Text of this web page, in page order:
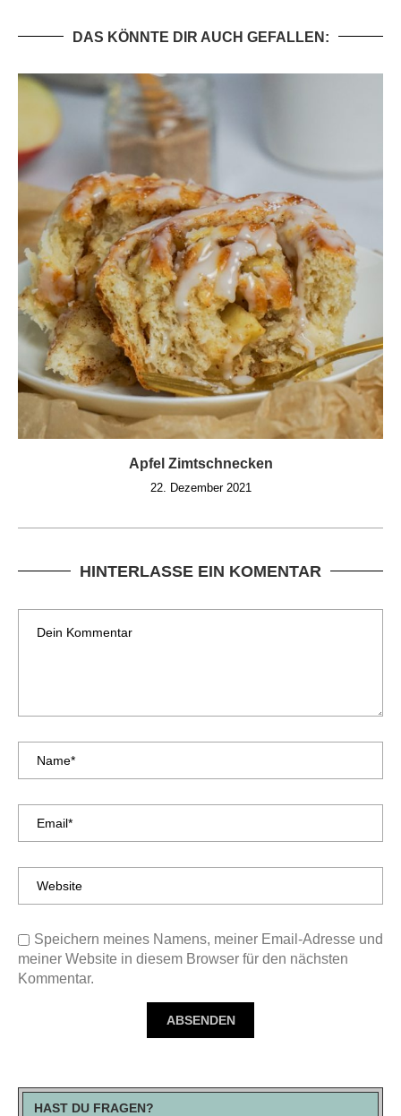
DAS KÖNNTE DIR AUCH GEFALLEN:
Apfel Zimtschnecken
22. Dezember 2021
HINTERLASSE EIN KOMENTAR
Speichern meines Namens, meiner Email-Adresse und
meiner Website in diesem Browser für den nächsten
Kommentar.
HAST DU FRAGEN?